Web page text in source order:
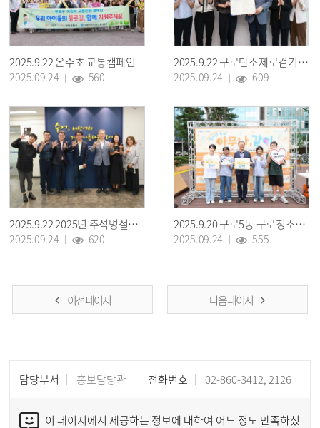
2025.9.22 온수초 교통캠페인
2025.09.24
560
2025.9.22 구로탄소제로걷기행사 활성화를 위한 공동협력 협약식
2025.09.24
609
2025.9.22 2025년 추석명절맞이 사회복지시설 위문 방문
2025.09.24
620
2025.9.20 구로5동 구로청소년 축제(아무나 같이)
2025.09.24
555
이전 페이지 다음 페이지
담당부서 홍보담당관 전화번호 02-860-3412, 2126
이 페이지에서 제공하는 정보에 대하여 어느 정도 만족하셨